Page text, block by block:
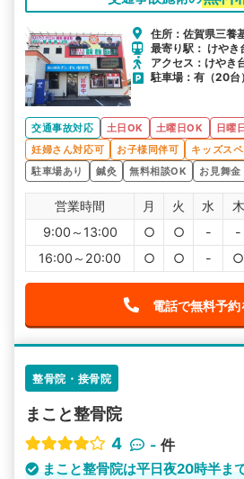
住所：佐賀県三養
最寄り駅： けや
アクセス：けやき
駐車場：有（20台）
交通事故対応 土日OK 土曜日OK 日曜
妊婦さん対応可
お子様同伴可 キッズス
駐車場あり
鍼灸 無料相談OK お見舞金
営業時間 月 火 水 木
9:00～13:00
○ ○ - -
16:00～20:00
○ ○ - ○
電話で無料予約
整骨院・接骨院
まこと整骨院
4
- 件
まこと整骨院は平日夜20時半ま